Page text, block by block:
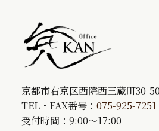
京都市右京区西院西三蔵町30-
TEL・FAX番号： 075-925-7251
受付時間：9:00～17:00